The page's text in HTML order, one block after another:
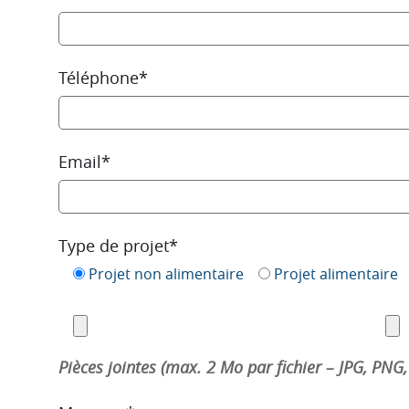
Téléphone*
Email*
Type de projet*
Projet non alimentaire Projet alimentaire
Pièces jointes (max. 2 Mo par fichier – JPG, PNG,